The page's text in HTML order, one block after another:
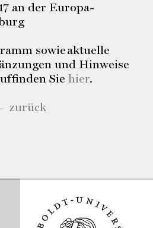
an der Europa-
sowie aktuelle
und Hinweise
finden Sie hier.
zurück